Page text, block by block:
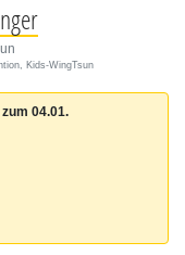
Kids-WingTsun
04.01.